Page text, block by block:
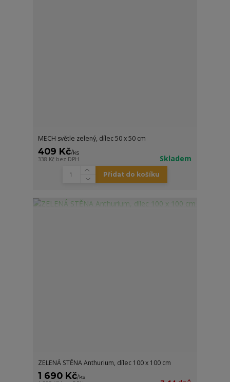
MECH světle zelený, dílec 50 x 50 cm
409 Kč/ks
338 Kč bez DPH Skladem
Přidat do košíku
ZELENÁ STĚNA Anthurium, dílec 100 x 100 cm
1 690 Kč/ks